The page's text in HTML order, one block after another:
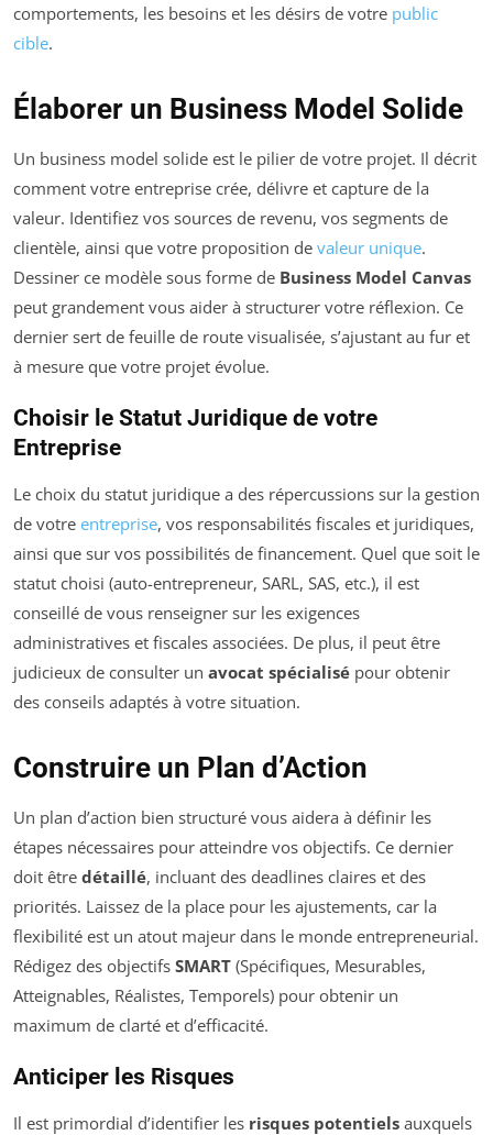
comportements, les besoins et les désirs de votre public
cible.
Élaborer un Business Model Solide
Un business model solide est le pilier de votre projet. Il décrit
comment votre entreprise crée, délivre et capture de la
valeur. Identifiez vos sources de revenu, vos segments de
clientèle, ainsi que votre proposition de valeur unique.
Dessiner ce modèle sous forme de Business Model Canvas
peut grandement vous aider à structurer votre réflexion. Ce
dernier sert de feuille de route visualisée, s’ajustant au fur et
à mesure que votre projet évolue.
Choisir le Statut Juridique de votre
Entreprise
Le choix du statut juridique a des répercussions sur la gestion
de votre entreprise, vos responsabilités fiscales et juridiques,
ainsi que sur vos possibilités de financement. Quel que soit le
statut choisi (auto-entrepreneur, SARL, SAS, etc.), il est
conseillé de vous renseigner sur les exigences
administratives et fiscales associées. De plus, il peut être
judicieux de consulter un avocat spécialisé pour obtenir
des conseils adaptés à votre situation.
Construire un Plan d’Action
Un plan d’action bien structuré vous aidera à définir les
étapes nécessaires pour atteindre vos objectifs. Ce dernier
doit être détaillé, incluant des deadlines claires et des
priorités. Laissez de la place pour les ajustements, car la
flexibilité est un atout majeur dans le monde entrepreneurial.
Rédigez des objectifs SMART (Spécifiques, Mesurables,
Atteignables, Réalistes, Temporels) pour obtenir un
maximum de clarté et d’efficacité.
Anticiper les Risques
Il est primordial d’identifier les risques potentiels auxquels